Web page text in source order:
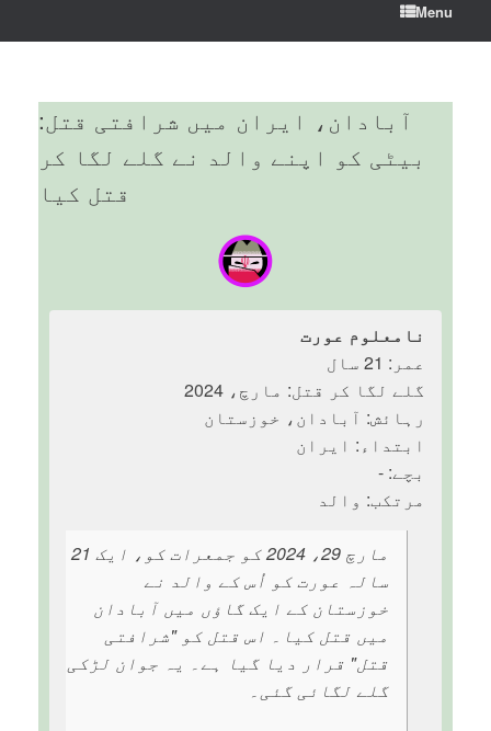
Menu
آبادان، ایران میں شرافتی قتل:
بیٹی کو اپنے والد نے گلے لگا کر
قتل کیا
نامعلوم عورت
عمر: 21 سال
گلے لگا کر قتل: مارچ، 2024
رہائش: آبادان، خوزستان
ابتداء: ایران
بچے: -
مرتکب: والد
مارچ 29، 2024 کو جمعرات کو، ایک 21
سالہ عورت کو اُس کے والد نے
خوزستان کے ایک گاؤں میں آبادان
میں قتل کیا۔ اس قتل کو "شرافتی
قتل" قرار دیا گیا ہے۔ یہ جوان لڑکی
گلے لگائی گئی۔